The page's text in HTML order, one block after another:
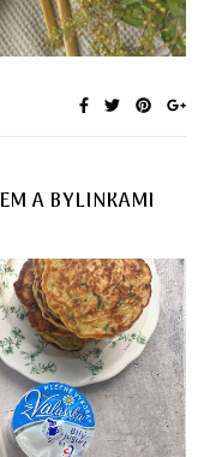
A BYLINKAMI